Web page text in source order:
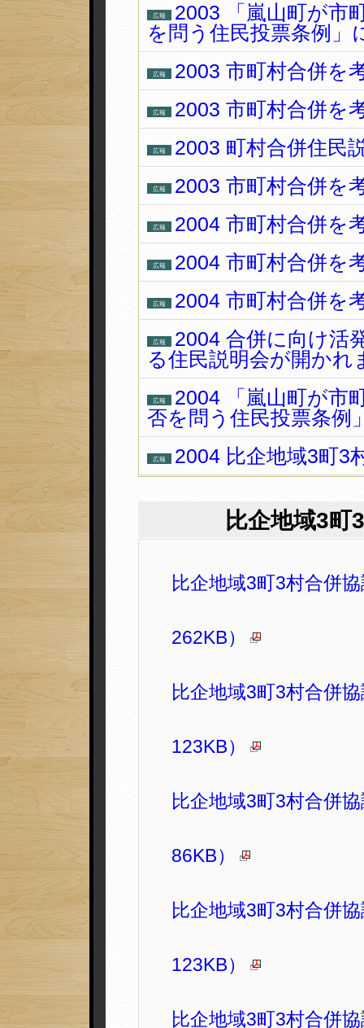
広報
2003 「嵐山町が市
を問う住民投票条例」
広報 2003 市町村合併を
広報 2003 市町村合併を
広報 2003 町村合併住民
広報 2003 市町村合併を
広報 2004 市町村合併を
広報 2004 市町村合併を
広報 2004 市町村合併を
広報
2004 合併に向け活
る住民説明会が開かれ
広報
2004 「嵐山町が市
否を問う住民投票条例
広報 2004 比企地域3町3
比企地域3町
比企地域3町3村合併
262KB）
比企地域3町3村合併
123KB）
比企地域3町3村合併
86KB）
比企地域3町3村合併
123KB）
比企地域3町3村合併